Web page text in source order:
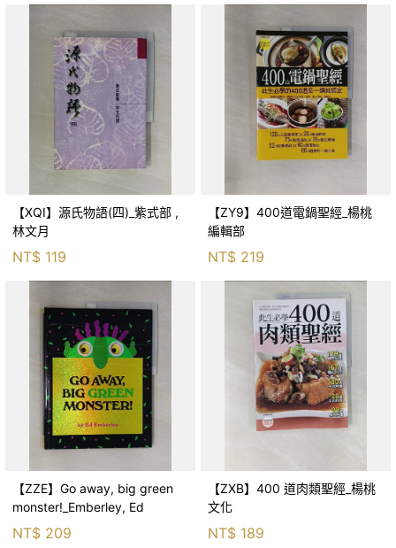
【XQI】源氏物語(四)_紫式部 ,
林文月
NT$ 119
【ZY9】400道電鍋聖經_楊桃
編輯部
NT$ 219
【ZZE】Go away, big green
monster!_Emberley, Ed
NT$ 209
【ZXB】400 道肉類聖經_楊桃
文化
NT$ 189